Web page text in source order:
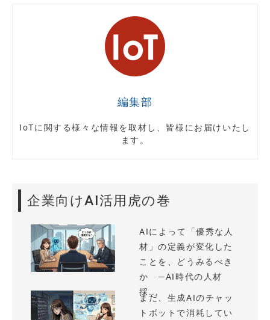
編集部
IoTに関する様々な情報を取材し、皆様にお届けいたし
ます。
企業向けAI活用虎の巻
AIによって「優秀な人
材」の定義が変化した
ことを、どうみるべき
か —AI時代の人材
採...
まだ、生成AIのチャッ
トボットで消耗してい